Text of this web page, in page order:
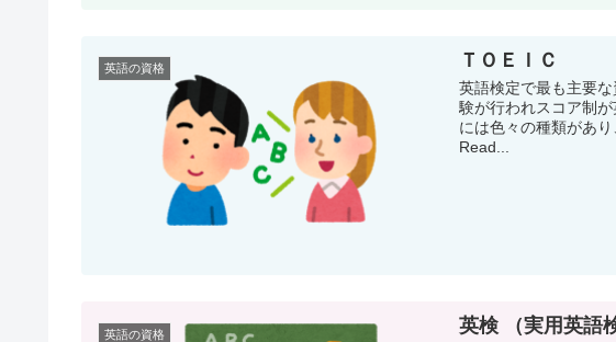
英語の資格 ＴＯＥＩＣ
英語検定で最も主要
験が行われスコア制
には色々の種類があ
Read...
英語の資格 英検 （実用英語